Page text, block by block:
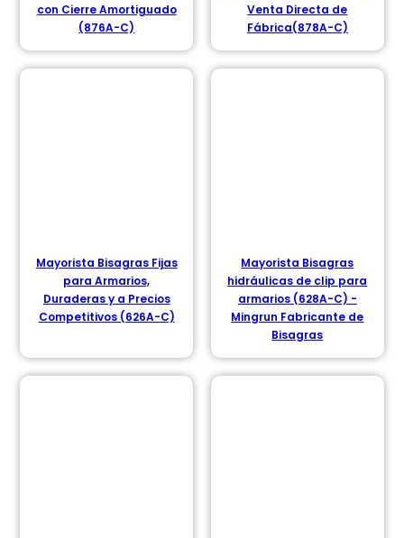
con Cierre Amortiguado
(876A-C)
Venta Directa de
Fábrica(878A-C)
Mayorista Bisagras Fijas
para Armarios,
Duraderas y a Precios
Competitivos (626A-C)
Mayorista Bisagras
hidráulicas de clip para
armarios (628A-C) -
Mingrun Fabricante de
Bisagras